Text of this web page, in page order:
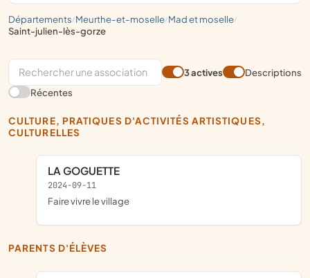
départements/ meurthe-et-moselle/ mad et moselle/
saint-julien-lès-gorze
3 actives
Descriptions
Récentes
CULTURE, PRATIQUES D'ACTIVITÉS ARTISTIQUES,
CULTURELLES
LA GOGUETTE
2024-09-11
faire vivre le village
PARENTS D'ÉLÈVES